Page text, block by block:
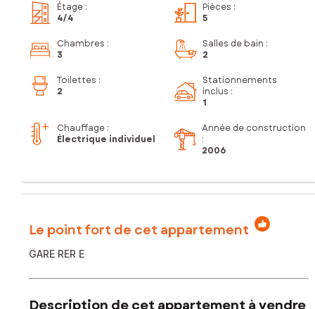
Étage :
4/4
Pièces :
5
Chambres :
3
Salles de bain :
2
Toilettes :
2
Stationnements
inclus :
1
Chauffage :
Électrique individuel
Année de construction
:
2006
Le point fort de cet appartement
GARE RER E